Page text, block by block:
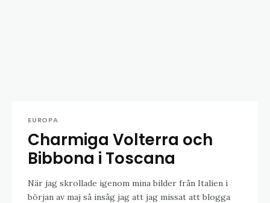
EUROPA
Charmiga Volterra och
Bibbona i Toscana
När jag skrollade igenom mina bilder från Italien i
början av maj så insåg jag att jag missat att blogga